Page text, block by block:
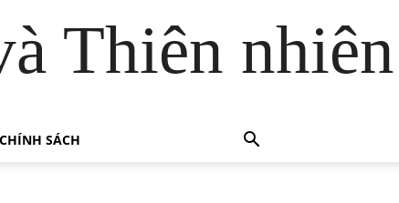
Thiên nhiên
CHÍNH SÁCH